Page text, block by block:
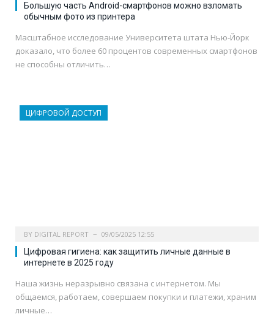
Большую часть Android-смартфонов можно взломать
обычным фото из принтера
Масштабное исследование Университета штата Нью-Йорк
доказало, что более 60 процентов современных смартфонов
не способны отличить…
ЦИФРОВОЙ ДОСТУП
BY DIGITAL REPORT 09/05/2025 12:55
Цифровая гигиена: как защитить личные данные в
интернете в 2025 году
Наша жизнь неразрывно связана с интернетом. Мы
общаемся, работаем, совершаем покупки и платежи, храним
личные…